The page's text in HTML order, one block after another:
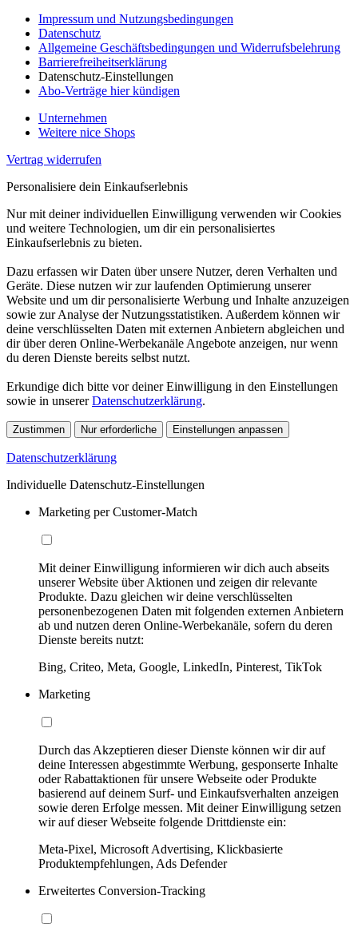
Impressum und Nutzungsbedingungen
Datenschutz
Allgemeine Geschäftsbedingungen und Widerrufsbelehrung
Barrierefreiheitserklärung
Datenschutz-Einstellungen
Abo-Verträge hier kündigen
Unternehmen
Weitere nice Shops
Vertrag widerrufen
Personalisiere dein Einkaufserlebnis
Nur mit deiner individuellen Einwilligung verwenden wir Cookies
und weitere Technologien, um dir ein personalisiertes
Einkaufserlebnis zu bieten.
Dazu erfassen wir Daten über unsere Nutzer, deren Verhalten und
Geräte. Diese nutzen wir zur laufenden Optimierung unserer
Website und um dir personalisierte Werbung und Inhalte anzuzeigen
sowie zur Analyse der Nutzungsstatistiken. Außerdem können wir
deine verschlüsselten Daten mit externen Anbietern abgleichen und
dir über deren Online-Werbekanäle Angebote anzeigen, nur wenn
du deren Dienste bereits selbst nutzt.
Erkundige dich bitte vor deiner Einwilligung in den Einstellungen
sowie in unsererDatenschutzerklärung.
Zustimmen Nur erforderliche Einstellungen anpassen
Datenschutzerklärung
Individuelle Datenschutz-Einstellungen
Marketing per Customer-Match
Mit deiner Einwilligung informieren wir dich auch abseits
unserer Website über Aktionen und zeigen dir relevante
Produkte. Dazu gleichen wir deine verschlüsselten
personenbezogenen Daten mit folgenden externen Anbietern
ab und nutzen deren Online-Werbekanäle, sofern du deren
Dienste bereits nutzt:
Bing, Criteo, Meta, Google, LinkedIn, Pinterest, TikTok
Marketing
Durch das Akzeptieren dieser Dienste können wir dir auf
deine Interessen abgestimmte Werbung, gesponserte Inhalte
oder Rabattaktionen für unsere Webseite oder Produkte
basierend auf deinem Surf- und Einkaufsverhalten anzeigen
sowie deren Erfolge messen. Mit deiner Einwilligung setzen
wir auf dieser Webseite folgende Drittdienste ein:
Meta-Pixel, Microsoft Advertising, Klickbasierte
Produktempfehlungen, Ads Defender
Erweitertes Conversion-Tracking